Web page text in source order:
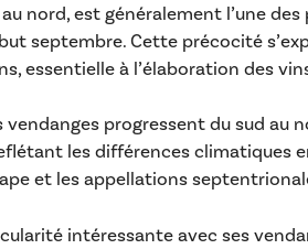
nord, est généralement l’une
septembre. Cette précocité
essentielle à l’élaboration des
vendanges progressent du sud au
les différences climatiques
et les appellations
intéressante avec ses